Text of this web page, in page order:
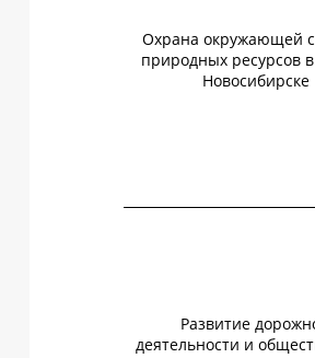
Охрана окружающей
природных ресурсов
Новосибирске
Развитие
деятельности и